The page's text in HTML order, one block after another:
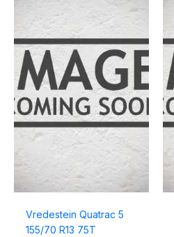
Vredestein Quatrac 5
155/70 R13 75T